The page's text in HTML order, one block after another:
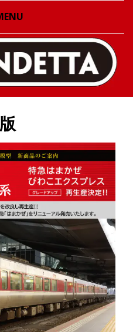
の鉄道模型
ジ 新作情報
庫情報
情報